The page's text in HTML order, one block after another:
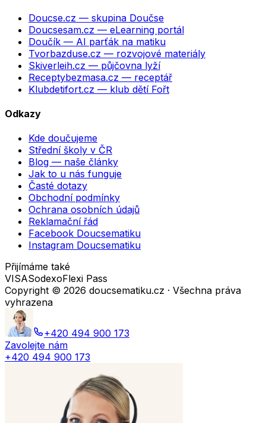
Doucse.cz — skupina Doučse
Doucsesam.cz — eLearning portál
Doučík — AI parťák na matiku
Tvorbazduse.cz — rozvojové materiály
Skiverleih.cz — půjčovna lyží
Receptybezmasa.cz — receptář
Klubdetifort.cz — klub dětí Fořt
Odkazy
Kde doučujeme
Střední školy v ČR
Blog — naše články
Jak to u nás funguje
Časté dotazy
Obchodní podmínky
Ochrana osobních údajů
Reklamační řád
Facebook Doucsematiku
Instagram Doucsematiku
Přijímáme také
VISASodexoFlexi Pass
Copyright © 2026 doucsematiku.cz · Všechna práva
vyhrazena
+420 494 900 173
Zavolejte nám
+420 494 900 173